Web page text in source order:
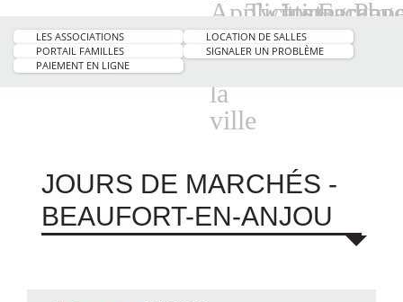
smartphone
de
ville
LES ASSOCIATIONS
LOCATION DE SALLES
PORTAIL FAMILLES
SIGNALER UN PROBLÈME
PAIEMENT EN LIGNE
JOURS DE MARCHÉS -
BEAUFORT-EN-ANJOU